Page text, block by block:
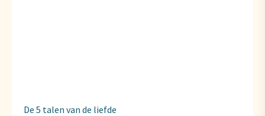
De 5 talen van de liefde